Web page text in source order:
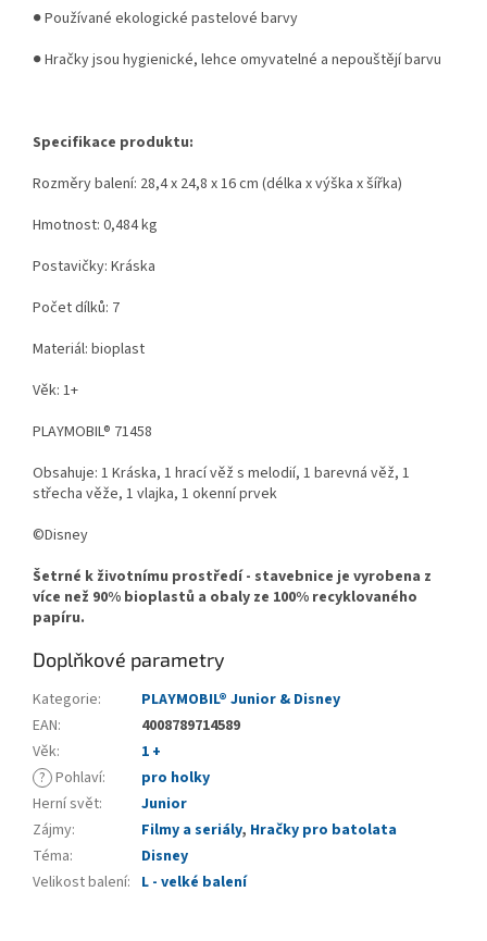
● Používané ekologické pastelové barvy
● Hračky jsou hygienické, lehce omyvatelné a nepouštějí barvu
Specifikace produktu:
Rozměry balení: 28,4 x 24,8 x 16 cm (délka x výška x šířka)
Hmotnost: 0,484 kg
Postavičky: Kráska
Počet dílků: 7
Materiál: bioplast
Věk: 1+
PLAYMOBIL® 71458
Obsahuje: 1 Kráska, 1 hrací věž s melodií, 1 barevná věž, 1
střecha věže, 1 vlajka, 1 okenní prvek
©Disney
Šetrné k životnímu prostředí - stavebnice je vyrobena z
více než 90% bioplastů a obaly ze 100% recyklovaného
papíru.
Doplňkové parametry
Kategorie:
PLAYMOBIL® Junior & Disney
EAN:
4008789714589
Věk:
1 +
? Pohlaví:
pro holky
Herní svět:
Junior
Zájmy: Filmy a seriály, Hračky pro batolata
Téma:
Disney
Velikost balení: L - velké balení